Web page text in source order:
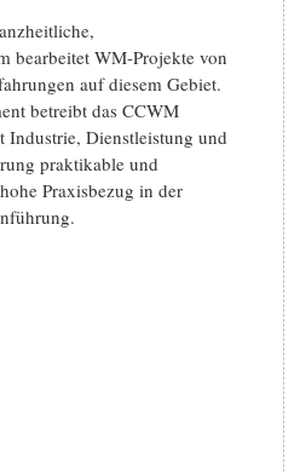
bearbeitet WM-Projekte von
auf diesem Gebiet.
betreibt das CCWM
Industrie, Dienstleistung und
praktikable und
Praxisbezug in der